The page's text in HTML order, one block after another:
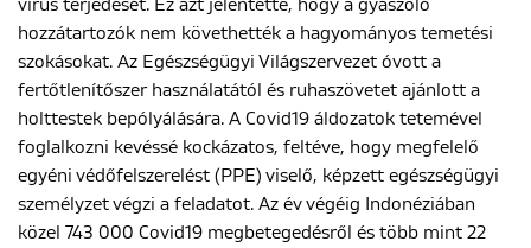
vírus terjedését. Ez azt jelentette, hogy a gyászoló
hozzátartozók nem követhették a hagyományos temetési
szokásokat. Az Egészségügyi Világszervezet óvott a
fertőtlenítőszer használatától és ruhaszövetet ajánlott a
holttestek bepólyálására. A Covid19 áldozatok tetemével
foglalkozni kevéssé kockázatos, feltéve, hogy megfelelő
egyéni védőfelszerelést (PPE) viselő, képzett egészségügyi
személyzet végzi a feladatot. Az év végéig Indonéziában
közel 743 000 Covid19 megbetegedésről és több mint 22